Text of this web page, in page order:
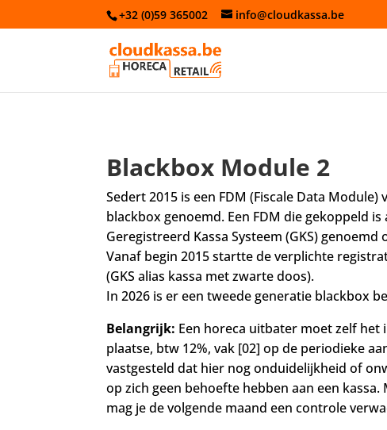
+32 (0)59 365002 info@cloudkassa.be
Blackbox Module 2
Sedert 2015 is een FDM (Fiscale Data
blackbox genoemd. Een FDM die gekoppeld
Geregistreerd Kassa Systeem (GKS)
Vanaf begin 2015 startte de verplichte
(GKS alias kassa met zwarte doos).
In 2026 is er een tweede generatie blackbox
Belangrijk: Een horeca uitbater moet zelf
plaatse, btw 12%, vak [02] op de periodieke
vastgesteld dat hier nog onduidelijkheid of
op zich geen behoefte hebben aan een
mag je de volgende maand een controle